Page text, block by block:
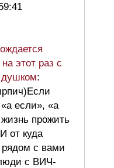
этот раз с
душком:
если», «а
прожить
от куда
рядом с вами
с ВИЧ-